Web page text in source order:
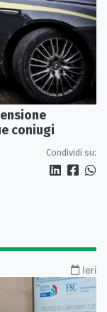
coniugi
Condividi su:
Ieri